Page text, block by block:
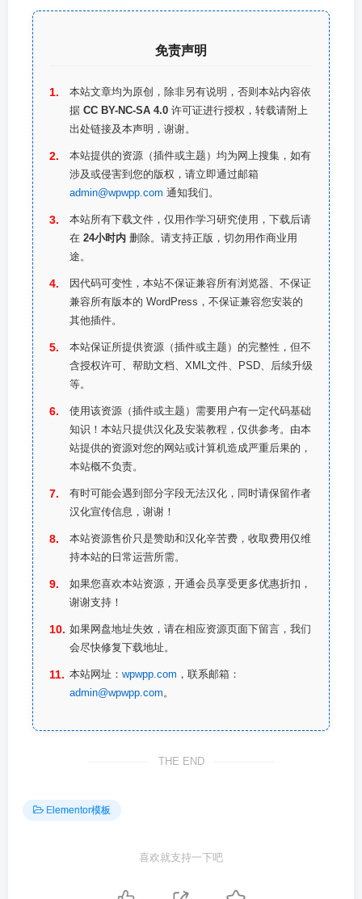
免责声明
本站文章均为原创，除非另有说明，否则本站内容依
据 CC BY-NC-SA 4.0 许可证进行授权，转载请附上
出处链接及本声明，谢谢。
本站提供的资源（插件或主题）均为网上搜集，如有
涉及或侵害到您的版权，请立即通过邮箱
admin@wpwpp.com 通知我们。
本站所有下载文件，仅用作学习研究使用，下载后请
在 24小时内 删除。请支持正版，切勿用作商业用
途。
因代码可变性，本站不保证兼容所有浏览器、不保证
兼容所有版本的 WordPress，不保证兼容您安装的
其他插件。
本站保证所提供资源（插件或主题）的完整性，但不
含授权许可、帮助文档、XML文件、PSD、后续升级
等。
使用该资源（插件或主题）需要用户有一定代码基础
知识！本站只提供汉化及安装教程，仅供参考。由本
站提供的资源对您的网站或计算机造成严重后果的，
本站概不负责。
有时可能会遇到部分字段无法汉化，同时请保留作者
汉化宣传信息，谢谢！
本站资源售价只是赞助和汉化辛苦费，收取费用仅维
持本站的日常运营所需。
如果您喜欢本站资源，开通会员享受更多优惠折扣，
谢谢支持！
如果网盘地址失效，请在相应资源页面下留言，我们
会尽快修复下载地址。
本站网址： wpwpp.com ，联系邮箱：
admin@wpwpp.com 。
THE END
Elementor模板
喜欢就支持一下吧